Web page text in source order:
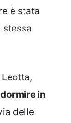
è stata
stessa
in
delle